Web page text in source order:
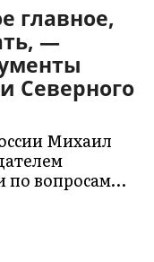
главное,
—
Северного
Михаил
по вопросам…